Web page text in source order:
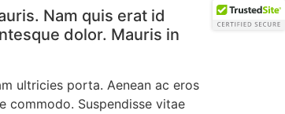
Nam quis erat id
dolor. Mauris in
ultricies porta. Aenean ac eros
commodo. Suspendisse vitae